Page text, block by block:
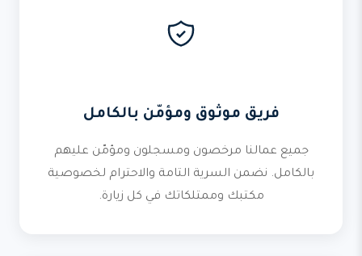
فريق موثوق ومؤمّن بالكامل
جميع عمالنا مرخصون ومسجلون ومؤمّن عليهم
بالكامل. نضمن السرية التامة والاحترام لخصوصية
مكتبك وممتلكاتك في كل زيارة.